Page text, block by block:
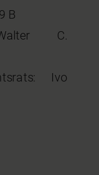
B
Walter C.
Ivo